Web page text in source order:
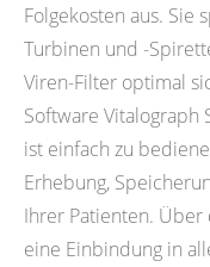
Folgekosten aus. Sie
Turbinen und -
Viren-Filter optimal
Software
ist einfach zu
Erhebung,
Ihrer Patienten.
eine Einbindung in